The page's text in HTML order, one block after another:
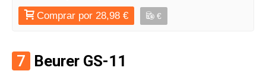
Comprar por 28,98 € €
7 Beurer GS-11